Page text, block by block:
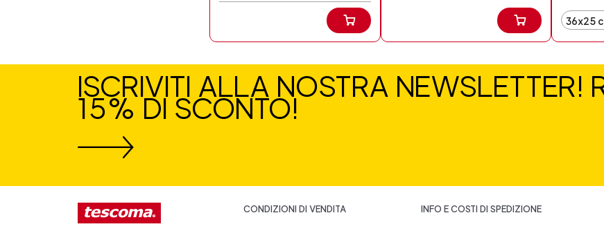
36x25
ISCRIVITI ALLA NOSTRA NEWSLETTER!
15% DI SCONTO!
CONDIZIONI DI VENDITA INFO E COSTI DI SPEDIZIONE